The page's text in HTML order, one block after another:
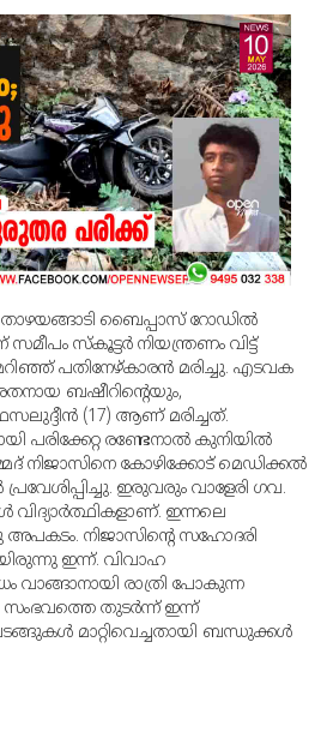
താഴയങ്ങാടി ബൈപ്പാസ് റോഡില്‍
സ്‌കൂട്ടര്‍ നിയന്ത്രണം വിട്ട്
മറിഞ്ഞ് പതിനേഴ്കാരന്‍ മരിച്ചു. എടവക
ബഷീറിന്റെയും,
(17) ആണ് മരിച്ചത്.
പരിക്കേറ്റ രണ്ടേനാല്‍ കുനിയില്‍
നിജാസിനെ കോഴിക്കോട് മെഡിക്കല്‍
ഇരുവരും വാളേരി ഗവ.
ഇന്നലെ
അപകടം. നിജാസിന്റെ സഹോദരി
ഇന്ന്. വിവാഹ
വാങ്ങാനായി രാത്രി പോകുന്ന
തുടര്‍ന്ന് ഇന്ന്
മാറ്റിവെച്ചതായി ബന്ധുക്കള്‍